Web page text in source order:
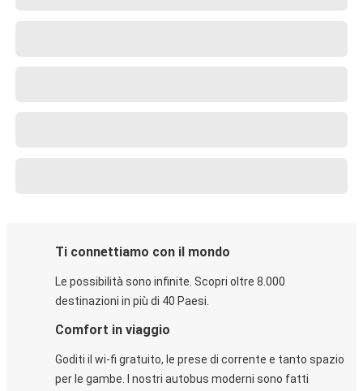
Ti connettiamo con il mondo
Le possibilità sono infinite. Scopri oltre 8.000
destinazioni in più di 40 Paesi.
Comfort in viaggio
Goditi il wi-fi gratuito, le prese di corrente e tanto spazio
per le gambe. I nostri autobus moderni sono fatti